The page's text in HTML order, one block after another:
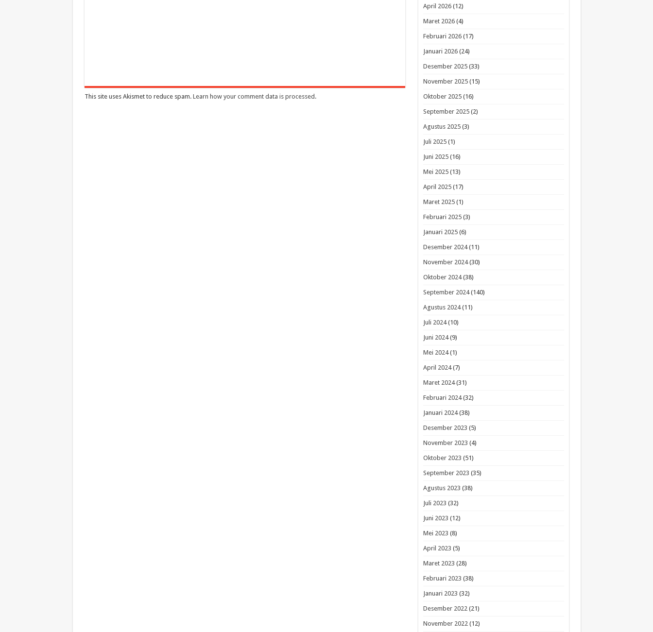
This site uses Akismet to reduce spam. Learn how your comment data is processed .
April 2026(12)
Maret 2026(4)
Februari 2026(17)
Januari 2026(24)
Desember 2025(33)
November 2025(15)
Oktober 2025(16)
September 2025(2)
Agustus 2025(3)
Juli 2025(1)
Juni 2025(16)
Mei 2025(13)
April 2025(17)
Maret 2025(1)
Februari 2025(3)
Januari 2025(6)
Desember 2024(11)
November 2024(30)
Oktober 2024(38)
September 2024(140)
Agustus 2024(11)
Juli 2024(10)
Juni 2024(9)
Mei 2024(1)
April 2024(7)
Maret 2024(31)
Februari 2024(32)
Januari 2024(38)
Desember 2023 (5)
November 2023 (4)
Oktober 2023 (51)
September 2023 (35)
Agustus 2023 (38)
Juli 2023 (32)
Juni 2023 (12)
Mei 2023 (8)
April 2023 (5)
Maret 2023 (28)
Februari 2023 (38)
Januari 2023 (32)
Desember 2022(21)
November 2022(12)